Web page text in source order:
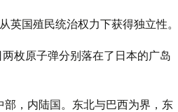
国殖民统治权力下获得独立性。
枚原子弹分别落在了日本的广岛
，内陆国。东北与巴西为界，东